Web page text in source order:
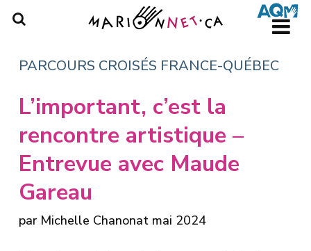
Skip
content
PARCOURS CROISÉS FRANCE-QUÉBEC
L’important, c’est la
rencontre artistique –
Entrevue avec Maude
Gareau
par Michelle Chanonat mai 2024